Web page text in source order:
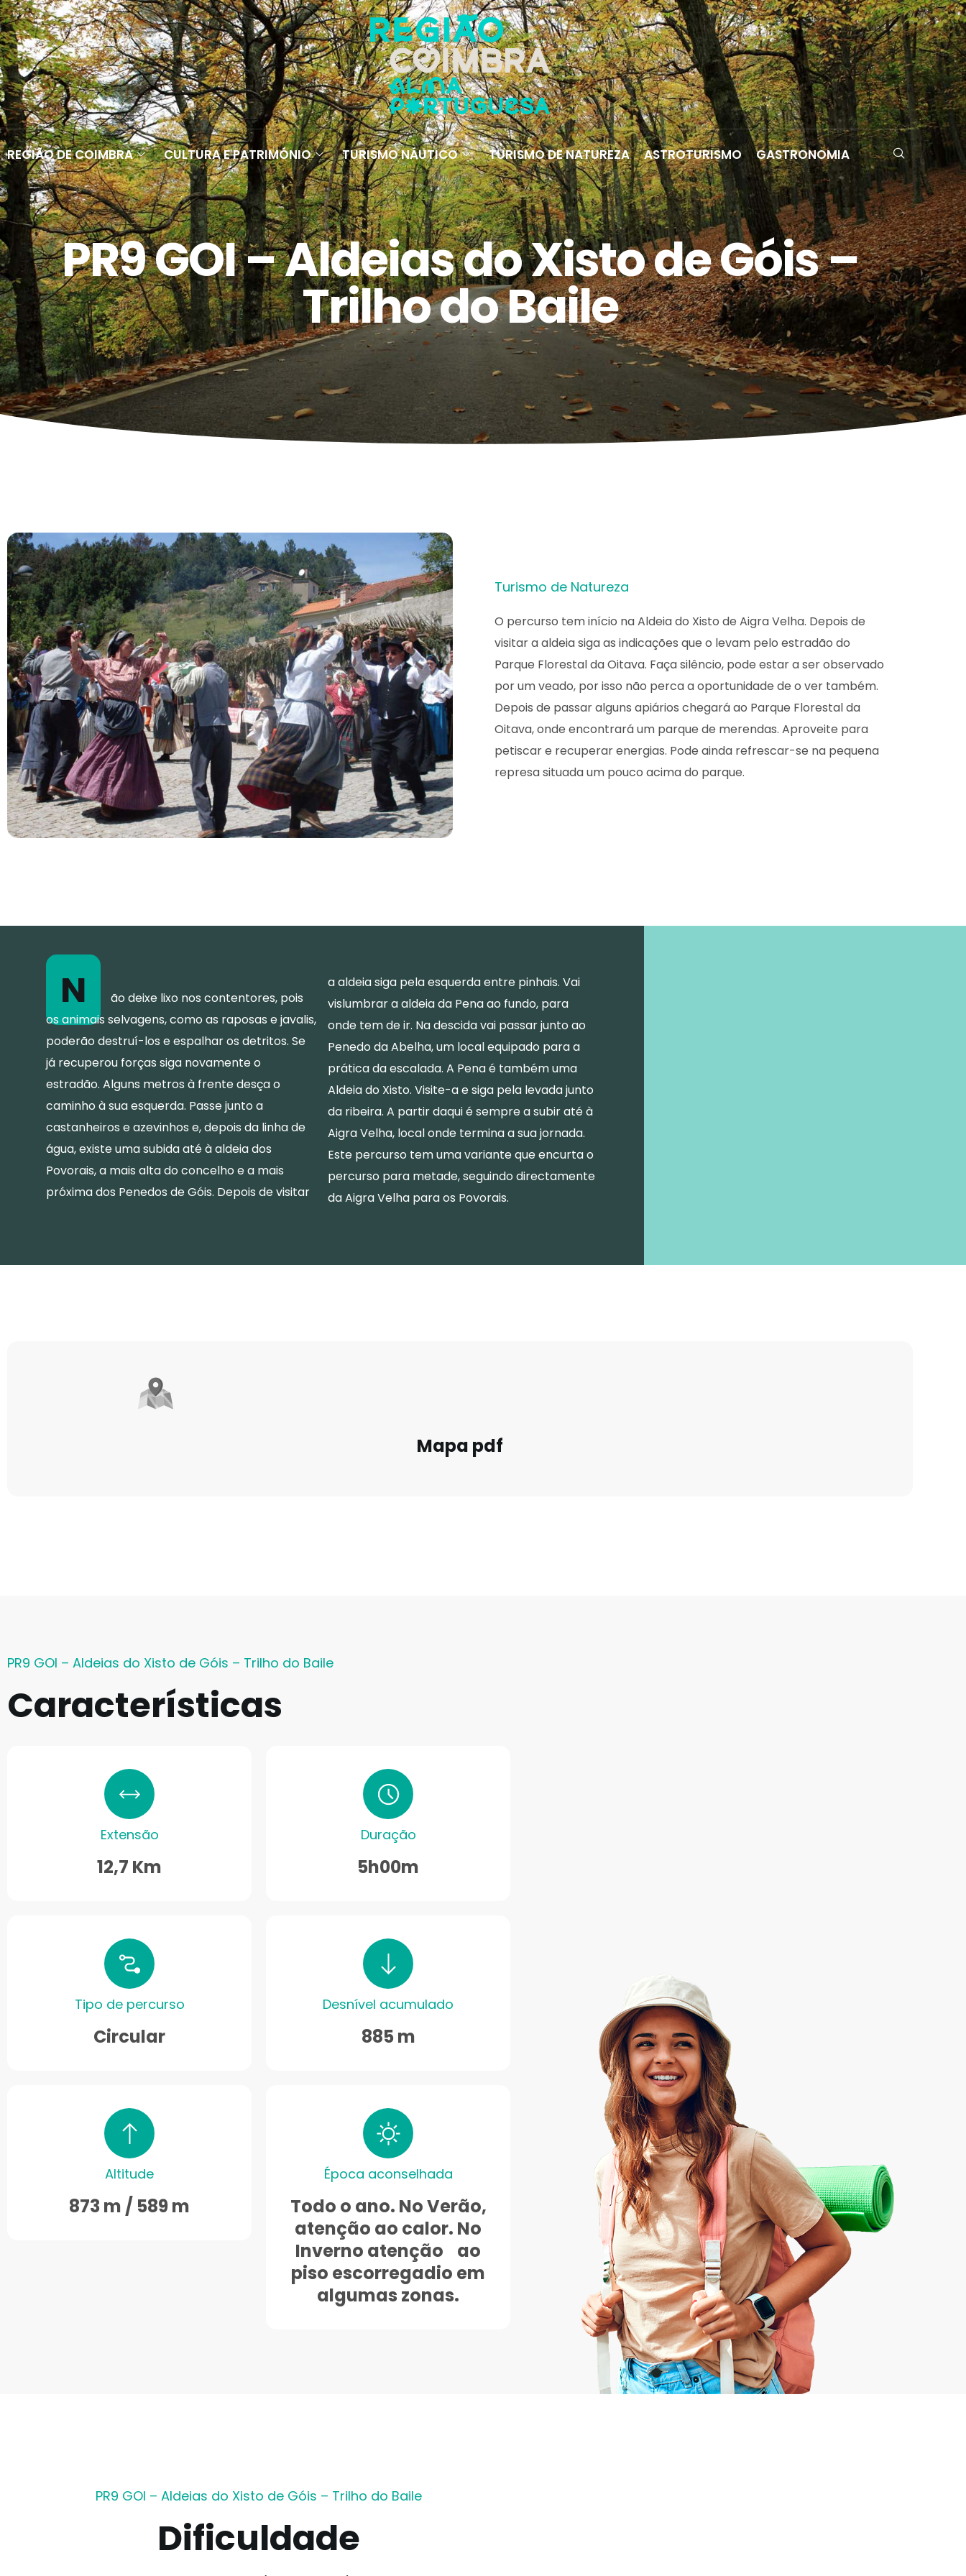
REGIÃO DE COIMBRA CULTURA E PATRIMÓNIO TURISMO NÁUTICO TURISMO DE NATUREZA ASTROTURISMO GASTRONOMIA
PR9 GOI – Aldeias do Xisto de Góis –
Trilho do Baile
Turismo de Natureza
O percurso tem início na Aldeia do Xisto de Aigra Velha. Depois de
visitar a aldeia siga as indicações que o levam pelo estradão do
Parque Florestal da Oitava. Faça silêncio, pode estar a ser observado
por um veado, por isso não perca a oportunidade de o ver também.
Depois de passar alguns apiários chegará ao Parque Florestal da
Oitava, onde encontrará um parque de merendas. Aproveite para
petiscar e recuperar energias. Pode ainda refrescar-se na pequena
represa situada um pouco acima do parque.
N
ão deixe lixo nos contentores, pois
os animais selvagens, como as raposas e javalis,
poderão destruí-los e espalhar os detritos. Se
já recuperou forças siga novamente o
estradão. Alguns metros à frente desça o
caminho à sua esquerda. Passe junto a
castanheiros e azevinhos e, depois da linha de
água, existe uma subida até à aldeia dos
Povorais, a mais alta do concelho e a mais
próxima dos Penedos de Góis. Depois de visitar
a aldeia siga pela esquerda entre pinhais. Vai
vislumbrar a aldeia da Pena ao fundo, para
onde tem de ir. Na descida vai passar junto ao
Penedo da Abelha, um local equipado para a
prática da escalada. A Pena é também uma
Aldeia do Xisto. Visite-a e siga pela levada junto
da ribeira. A partir daqui é sempre a subir até à
Aigra Velha, local onde termina a sua jornada.
Este percurso tem uma variante que encurta o
percurso para metade, seguindo directamente
da Aigra Velha para os Povorais.
Mapa pdf
PR9 GOI – Aldeias do Xisto de Góis – Trilho do Baile
Características
Extensão
12,7 Km
Duração
5h00m
Tipo de percurso
Circular
Desnível acumulado
885 m
Altitude
873 m / 589 m
Época aconselhada
Todo o ano. No Verão,
atenção ao calor. No
Inverno atenção ao
piso escorregadio em
algumas zonas.
PR9 GOI – Aldeias do Xisto de Góis – Trilho do Baile
Dificuldade